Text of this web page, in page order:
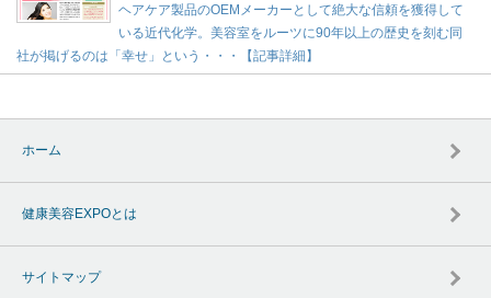
ヘアケア製品のOEMメーカーとして絶大な信頼を獲得して
いる近代化学。美容室をルーツに90年以上の歴史を刻む同
社が掲げるのは「幸せ」という・・・【記事詳細】
ホーム
健康美容EXPOとは
サイトマップ